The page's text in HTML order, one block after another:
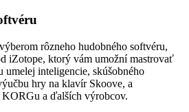
rôzneho hudobného softvéru,
iZotope, ktorý vám umožní mastrovať
umelej inteligencie, skúšobného
hry na klavír Skoove, a
a ďalších výrobcov.